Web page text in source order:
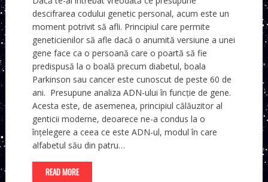
descifrarea codului genetic personal, acum este un
moment potrivit să afli. Principiul care permite
geneticienilor să afle dacă o anumită versiune a unei
gene face ca o persoană care o poartă să fie
predispusă la o boală precum diabetul, boala
Parkinson sau cancer este cunoscut de peste 60 de
ani. Presupune analiza ADN-ului în funcție de gene.
Acesta este, de asemenea, principiul călăuzitor al
genticii moderne, deoarece ne-a condus la o
înțelegere a ceea ce este ADN-ul, modul în care
alfabetul său din patru…
READ MORE